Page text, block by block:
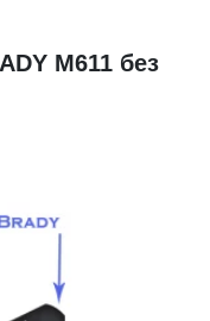
M611 без